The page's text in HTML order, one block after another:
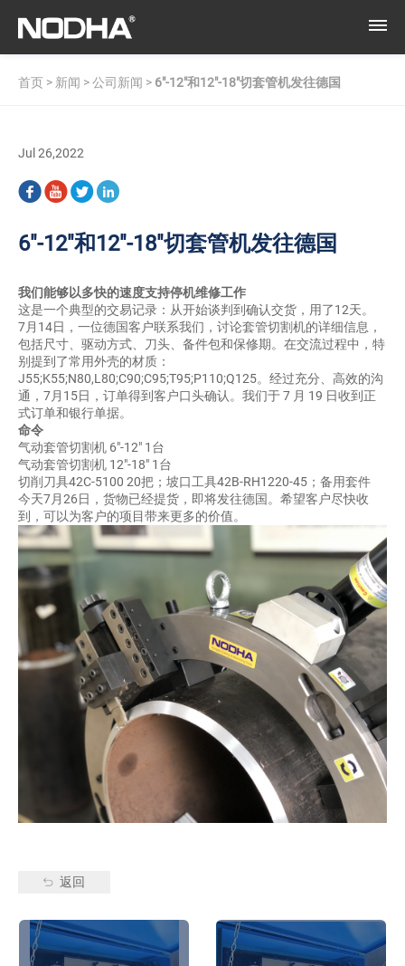
首页 > 新闻 >公司新闻 > 6″-12″和12″-18″切套管机发往德国
Jul 26,2022
6″-12″和12″-18″切套管机发往德国
我们能够以多快的速度支持停机维修工作
这是一个典型的交易记录：从开始谈判到确认交货，用了12天。
7月14日，一位德国客户联系我们，讨论套管切割机的详细信息，
包括尺寸、驱动方式、刀头、备件包和保修期。在交流过程中，特
别提到了常用外壳的材质：
J55;K55;N80,L80;C90;C95;T95;P110;Q125。经过充分、高效的沟
通，7月15日，订单得到客户口头确认。我们于 7 月 19 日收到正
式订单和银行单据。
命令
气动套管切割机 6″-12″ 1台
气动套管切割机 12″-18″ 1台
切削刀具42C-5100 20把；坡口工具42B-RH1220-45；备用套件
今天7月26日，货物已经提货，即将发往德国。希望客户尽快收
到，可以为客户的项目带来更多的价值。
返回